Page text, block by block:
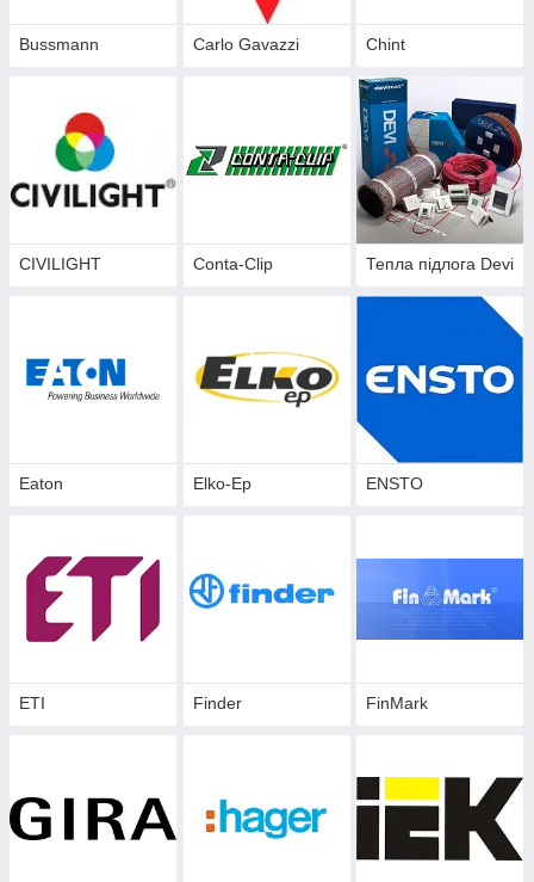
Bussmann Carlo Gavazzi Chint
CIVILIGHT Conta-Clip Тепла підлога Devi
Eaton Elko-Ep ENSTO
ETI Finder FinMark